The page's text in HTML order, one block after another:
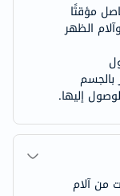
مؤقتًا
الظهر
بالجسم
إليها.
من آلام